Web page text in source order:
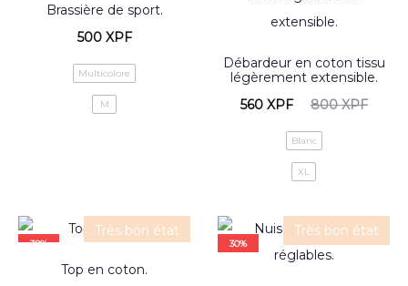
Brassière de sport.
500 XPF
Multicolore
M
Débardeur en coton tissu
légèrement extensible.
800XPF
560 XPF
Blanc
XL
Très bon état
30%
Top en coton.
Très bon état
30%